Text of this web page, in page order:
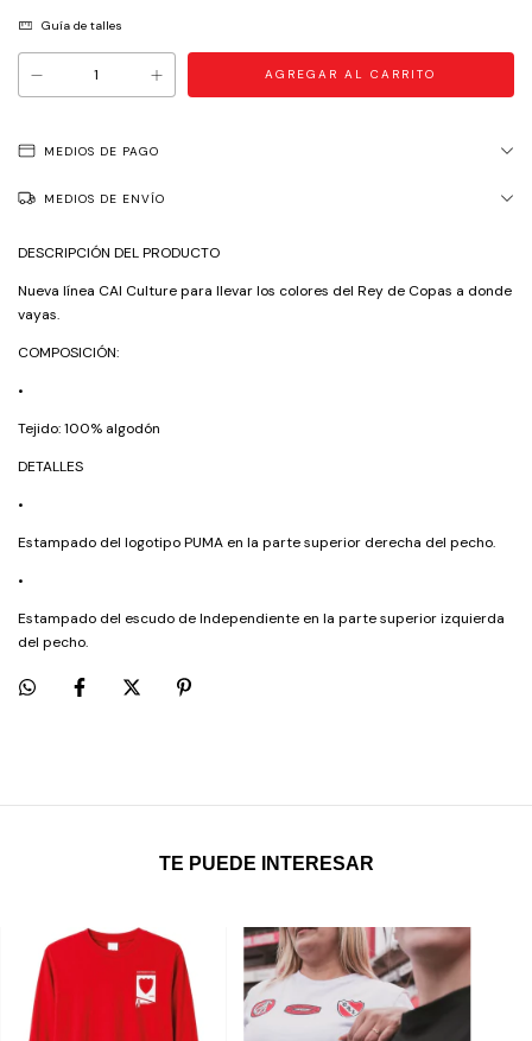
Guía de talles
MEDIOS DE PAGO
MEDIOS DE ENVÍO
DESCRIPCIÓN DEL PRODUCTO
Nueva línea CAI Culture para llevar los colores del Rey de Copas a donde
vayas.
COMPOSICIÓN:
•
Tejido: 100% algodón
DETALLES
•
Estampado del logotipo PUMA en la parte superior derecha del pecho.
•
Estampado del escudo de Independiente en la parte superior izquierda
del pecho.
TE PUEDE INTERESAR